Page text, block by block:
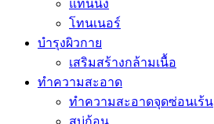
แทนนิ่ง
โทนเนอร์
บำรุงผิวกาย
เสริมสร้างกล้ามเนื้อ
ทำความสะอาด
ทำความสะอาดจุดซ่อนเร้น
สบู่ก้อน